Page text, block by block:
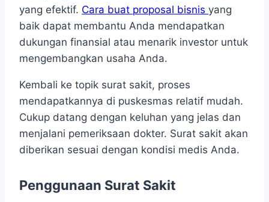
yang efektif. Cara buat proposal bisnis yang
baik dapat membantu Anda mendapatkan
dukungan finansial atau menarik investor untuk
mengembangkan usaha Anda.
Kembali ke topik surat sakit, proses
mendapatkannya di puskesmas relatif mudah.
Cukup datang dengan keluhan yang jelas dan
menjalani pemeriksaan dokter. Surat sakit akan
diberikan sesuai dengan kondisi medis Anda.
Penggunaan Surat Sakit